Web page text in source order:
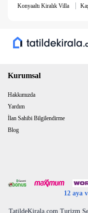
Konyaaltı Kiralık Villa |
Kurumsal
Hakkımızda
Yardım
İlan Sahibi Bilgilendirme
Blog
12 aya
TatildeKirala.com Turizm